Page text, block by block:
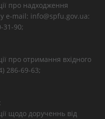
про надходження
e-mail: info@spfu.gov.ua:
31-90;
про отримання вхідного
286-69-63;
щодо дорученнь від